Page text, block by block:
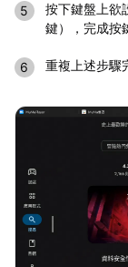
按下鍵盤上欲
鍵），完成按
重複上述步驟